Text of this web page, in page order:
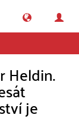
Heldin.
je